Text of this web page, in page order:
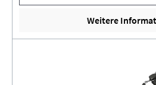
Weitere